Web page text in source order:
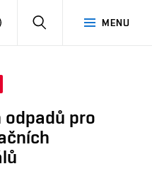
MENU
LOG
SEARCH
pro